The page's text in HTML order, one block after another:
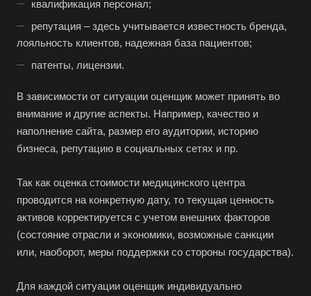
квалификация персонал;
репутация – здесь учитывается известность бренда,
лояльность клиентов, надежная база пациентов;
патенты, лицензии.
В зависимости от ситуации оценщик может принять во
внимание и другие аспекты. Например, качество и
наполнение сайта, размер его аудитории, историю
бизнеса, репутацию в социальных сетях и пр.
Так как оценка стоимости медицинского центра
проводится на конкретную дату, то текущая ценность
активов корректируется с учетом внешних факторов
(состояние отрасли и экономики, возможные санкции
или, наоборот, меры поддержки со стороны государства).
Для каждой ситуации оценщик индивидуально
Абинск
Азов
Альметьевск
Анапа
Анжеро-Судженск
Апатиты
Апрелевка
Арзамас